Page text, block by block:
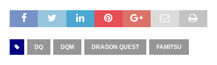
DQ DQM DRAGON QUEST FAMITSU